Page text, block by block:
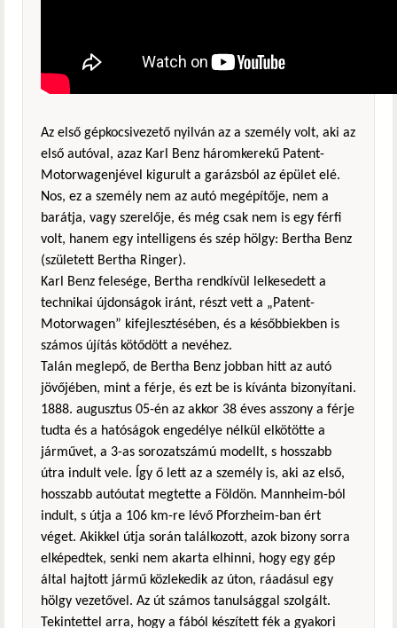
Az első gépkocsivezető nyilván az a személy volt, aki az
első autóval, azaz Karl Benz háromkerekű Patent-
Motorwagenjével kigurult a garázsból az épület elé.
Nos, ez a személy nem az autó megépítője, nem a
barátja, vagy szerelője, és még csak nem is egy férfi
volt, hanem egy intelligens és szép hölgy: Bertha Benz
(született Bertha Ringer).
Karl Benz felesége, Bertha rendkívül lelkesedett a
technikai újdonságok iránt, részt vett a „Patent-
Motorwagen” kifejlesztésében, és a későbbiekben is
számos újítás kötődött a nevéhez.
Talán meglepő, de Bertha Benz jobban hitt az autó
jövőjében, mint a férje, és ezt be is kívánta bizonyítani.
1888. augusztus 05-én az akkor 38 éves asszony a férje
tudta és a hatóságok engedélye nélkül elkötötte a
járművet, a 3-as sorozatszámú modellt, s hosszabb
útra indult vele. Így ő lett az a személy is, aki az első,
hosszabb autóutat megtette a Földön. Mannheim-ból
indult, s útja a 106 km-re lévő Pforzheim-ban ért
véget. Akikkel útja során találkozott, azok bizony sorra
elképedtek, senki nem akarta elhinni, hogy egy gép
által hajtott jármű közlekedik az úton, ráadásul egy
hölgy vezetővel. Az út számos tanulsággal szolgált.
Tekintettel arra, hogy a fából készített fék a gyakori